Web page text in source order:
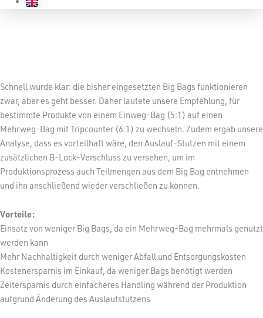
Schnell wurde klar: die bisher eingesetzten Big Bags funktionieren
zwar, aber es geht besser. Daher lautete unsere Empfehlung, für
bestimmte Produkte von einem Einweg-Bag (5:1) auf einen
Mehrweg-Bag mit Tripcounter (6:1) zu wechseln. Zudem ergab unsere
Analyse, dass es vorteilhaft wäre, den Auslauf-Stutzen mit einem
zusätzlichen B-Lock-Verschluss zu versehen, um im
Produktionsprozess auch Teilmengen aus dem Big Bag entnehmen
und ihn anschließend wieder verschließen zu können.
Vorteile:
Einsatz von weniger Big Bags, da ein Mehrweg-Bag mehrmals genutzt
werden kann
Mehr Nachhaltigkeit durch weniger Abfall und Entsorgungskosten
Kostenersparnis im Einkauf, da weniger Bags benötigt werden
Zeitersparnis durch einfacheres Handling während der Produktion
aufgrund Änderung des Auslaufstutzens